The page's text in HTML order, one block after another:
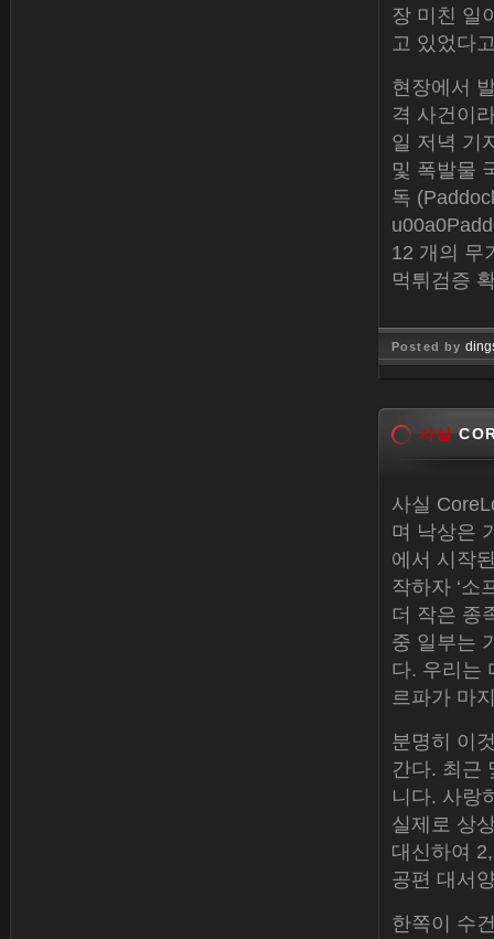
장 미친 일
고 있었다
현장에서
격 사건이
일 저녁 기
및 폭발물
독
12 개의 무
먹튀검증
Posted by
사실
사실
며 낙상은
에서 시작
작하자 ‘소
더 작은 종
중 일부는
다. 우리는
르파가 마
분명히 이
간다. 최근
니다. 사랑
실제로 상
대신하여
공편 대서
한쪽이 수